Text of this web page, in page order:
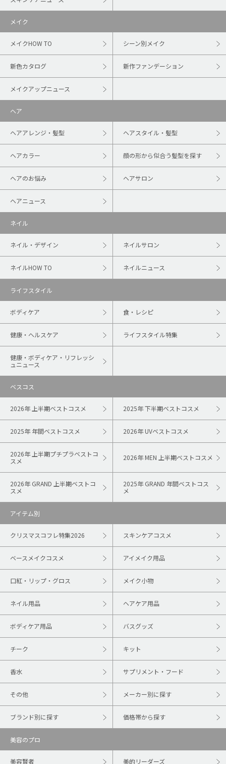
メイク
メイクHOW TO シーン別メイク
新色カタログ 新作ファンデーション
メイクアップニュース
ヘア
ヘアアレンジ・髪型 ヘアスタイル・髪型
ヘアカラー 顔の形から似合う髪型を探す
ヘアのお悩み ヘアサロン
ヘアニュース
ネイル
ネイル・デザイン ネイルサロン
ネイルHOW TO ネイルニュース
ライフスタイル
ボディケア 食・レシピ
健康・ヘルスケア ライフスタイル特集
健康・ボディケア・リフレッシ
ュニュース
ベスコス
2026年 上半期ベストコスメ 2025年 下半期ベストコスメ
2025年 年間ベストコスメ 2026年 UVベストコスメ
2026年 上半期プチプラベストコ
スメ
2026年 MEN 上半期ベストコスメ
2026年 GRAND 上半期ベストコ
スメ
2025年 GRAND 年間ベストコス
メ
アイテム別
クリスマスコフレ特集2026 スキンケアコスメ
ベースメイクコスメ アイメイク用品
口紅・リップ・グロス メイク小物
ネイル用品 ヘアケア用品
ボディケア用品 バスグッズ
チーク キット
香水 サプリメント・フード
その他 メーカー別に探す
ブランド別に探す 価格帯から探す
美容のプロ
美容賢者 美的リーダーズ